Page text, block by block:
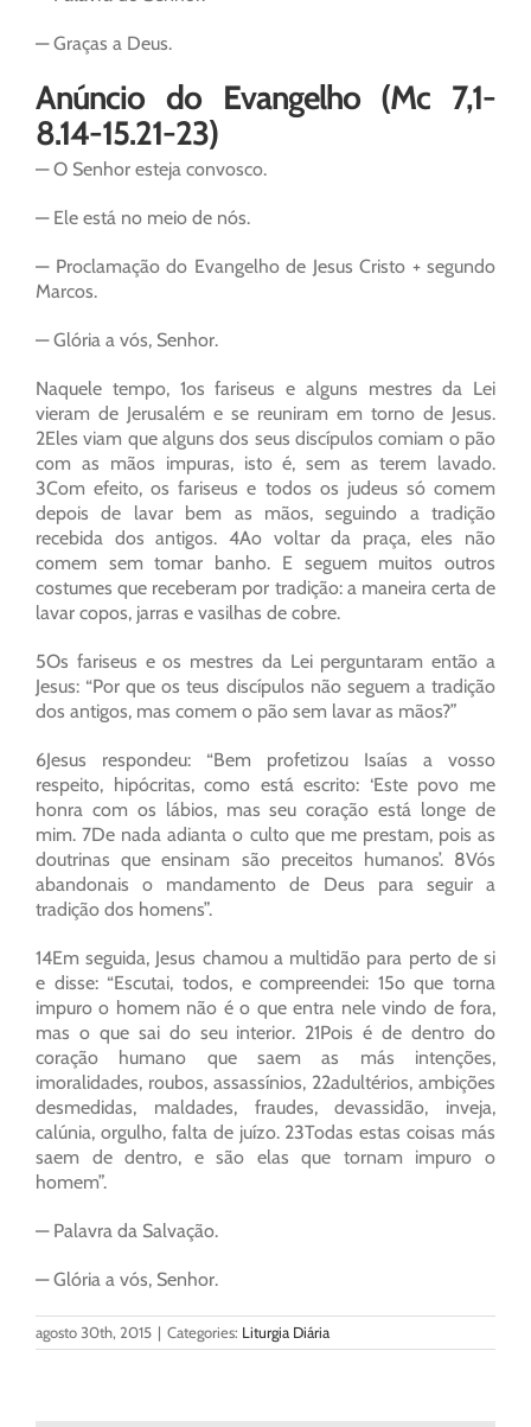
— Graças a Deus.
Anúncio do Evangelho (Mc 7,1-
8.14-15.21-23)
— O Senhor esteja convosco.
— Ele está no meio de nós.
— Proclamação do Evangelho de Jesus Cristo + segundo
Marcos.
— Glória a vós, Senhor.
Naquele tempo, 1os fariseus e alguns mestres da Lei
vieram de Jerusalém e se reuniram em torno de Jesus.
2Eles viam que alguns dos seus discípulos comiam o pão
com as mãos impuras, isto é, sem as terem lavado.
3Com efeito, os fariseus e todos os judeus só comem
depois de lavar bem as mãos, seguindo a tradição
recebida dos antigos. 4Ao voltar da praça, eles não
comem sem tomar banho. E seguem muitos outros
costumes que receberam por tradição: a maneira certa de
lavar copos, jarras e vasilhas de cobre.
5Os fariseus e os mestres da Lei perguntaram então a
Jesus: “Por que os teus discípulos não seguem a tradição
dos antigos, mas comem o pão sem lavar as mãos?”
6Jesus respondeu: “Bem profetizou Isaías a vosso
respeito, hipócritas, como está escrito: ‘Este povo me
honra com os lábios, mas seu coração está longe de
mim. 7De nada adianta o culto que me prestam, pois as
doutrinas que ensinam são preceitos humanos’. 8Vós
abandonais o mandamento de Deus para seguir a
tradição dos homens”.
14Em seguida, Jesus chamou a multidão para perto de si
e disse: “Escutai, todos, e compreendei: 15o que torna
impuro o homem não é o que entra nele vindo de fora,
mas o que sai do seu interior. 21Pois é de dentro do
coração humano que saem as más intenções,
imoralidades, roubos, assassínios, 22adultérios, ambições
desmedidas, maldades, fraudes, devassidão, inveja,
calúnia, orgulho, falta de juízo. 23Todas estas coisas más
saem de dentro, e são elas que tornam impuro o
homem”.
— Palavra da Salvação.
— Glória a vós, Senhor.
agosto 30th, 2015 | Categories: Liturgia Diária